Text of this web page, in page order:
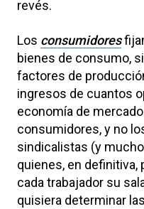
revés.
Los consumidores
bienes de consumo,
factores de
ingresos de cuantos
economía de
consumidores, y no
sindicalistas (y
quienes, en definitiva,
cada trabajador su
quisiera determinar